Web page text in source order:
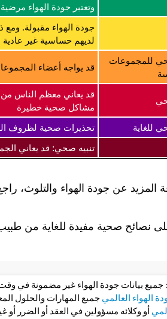
وتعتبر جودة الهواء
جودة الهواء مقبولة.
لديهم حساسية غير عادية
للمجموعات
قد يواجه أعضاء
قد يعاني معظم الناس من
مشاكل صحية خطيرة
للغاية
تحذيرات صحية لظروف
تنبيه صحي: قد يعاني
المزيد عن جودة الهواء والتلوث،
نصائح صحية مفيدة للغاية من
: جميع بيانات جودة الهواء غير مضمونة في
الهواء العالمي جميع المهارات والحلول
أو وكلائه مسؤولين في العقد أو الضرر